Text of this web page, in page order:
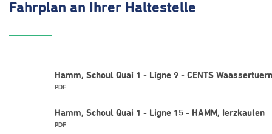
Fahrplan an Ihrer Haltestelle
Hamm, Schoul Quai 1 - Ligne 9 - CENTS
PDF
Hamm, Schoul Quai 1 - Ligne 15 - HAMM, Ierzkaulen
PDF